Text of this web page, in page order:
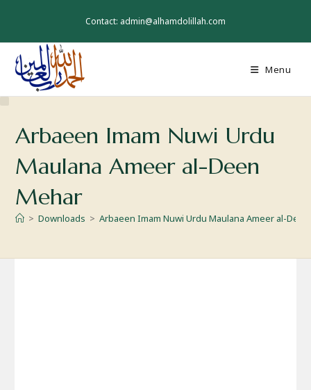
Contact: admin@alhamdolillah.com
Menu
Arbaeen Imam Nuwi Urdu
Maulana Ameer al-Deen
Mehar
> Downloads > Arbaeen Imam Nuwi Urdu Maulana Ameer al-